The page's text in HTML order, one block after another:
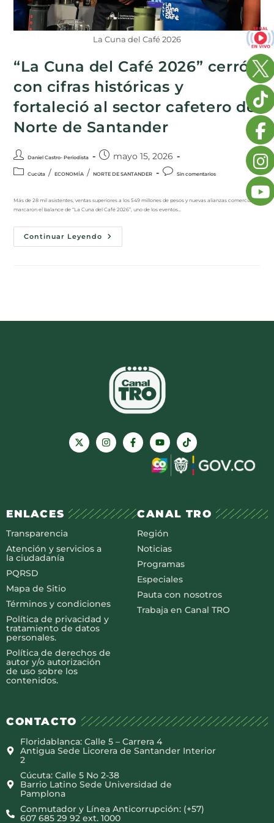
La Cuna del Café 2026
“La Cuna del Café 2026” cerró
con cifras históricas y
fortaleció al sector cafetero de
Norte de Santander
Daniel Castro- Periodista mayo 15, 2026
Cucúta / ECONOMÍA / NORTE DE SANTANDER Sin comentarios
Más de 28 mil asistentes, ventas superiores a los 549 millones de pesos y nuevas alianzas comerciales
marcaron el balance de “La Cuna del Café 2026”, uno de los eventos…
Continuar Leyendo
ENLACES
Transparencia
Atención y servicios a
la ciudadanía
PQRSD
Mapa de Sitio
Términos y condiciones
Política de privacidad y
tratamiento de datos
personales.
Política de derechos de
autor y/o autorización
de uso sobre los
contenidos.
CANAL TRO
Región
Noticias
Programas
Especiales
Pauta con nosotros
Trabaja en Canal TRO
CONTACTO
Floridablanca: Calle 5 – Carrera 4
Antigua Sede Licorera de Santander Interior
2
Cúcuta: Calle 5 No 2-38
Barrio Latino Sede Universidad de
Pamplona
Conmutador y Línea Anticorrupción: (+57)
607 685 29 92 ext. 1000